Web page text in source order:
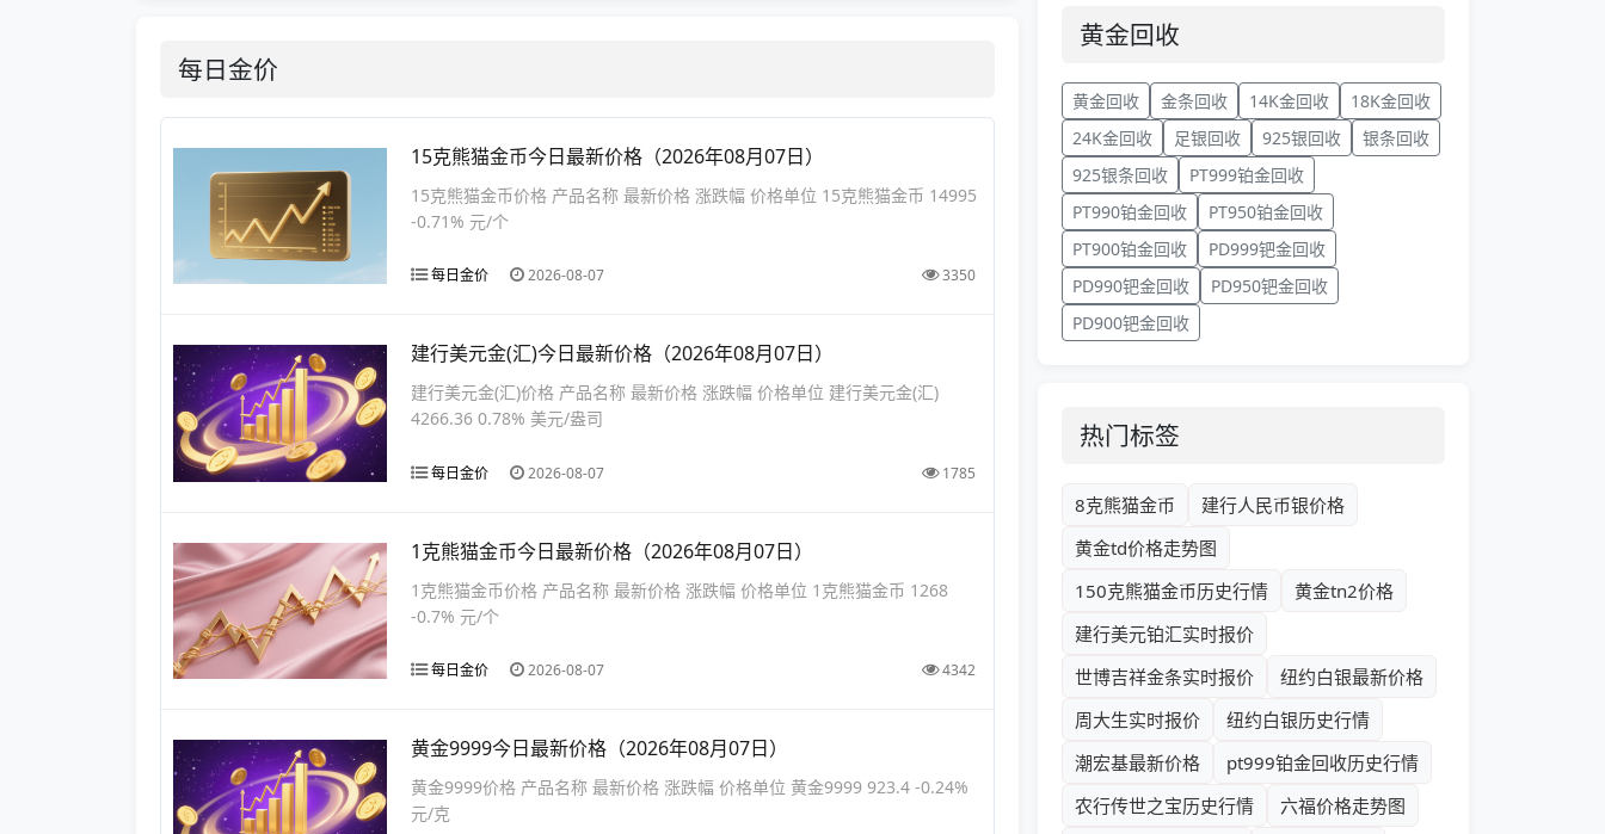
每日金价
15克熊猫金币今日最新价格（2026年08月07日）
15克熊猫金币价格 产品名称 最新价格 涨跌幅 价格单位 15克熊猫金币 14995
-0.71% 元/个
每日金价 2026-08-07 3350
建行美元金(汇)今日最新价格（2026年08月07日）
建行美元金(汇)价格 产品名称 最新价格 涨跌幅 价格单位 建行美元金(汇)
4266.36 0.78% 美元/盎司
每日金价 2026-08-07 1785
1克熊猫金币今日最新价格（2026年08月07日）
1克熊猫金币价格 产品名称 最新价格 涨跌幅 价格单位 1克熊猫金币 1268
-0.7% 元/个
每日金价 2026-08-07 4342
黄金9999今日最新价格（2026年08月07日）
黄金9999价格 产品名称 最新价格 涨跌幅 价格单位 黄金9999 923.4 -0.24%
元/克
黄金回收
黄金回收 金条回收 14K金回收
18K金回收
24K金回收
足银回收 925银回收
银条回收
925银条回收
PT999铂金回收
PT990铂金回收
PT950铂金回收
PT900铂金回收
PD999钯金回收
PD990钯金回收
PD950钯金回收
PD900钯金回收
热门标签
8克熊猫金币
建行人民币银价格
黄金td价格走势图
150克熊猫金币历史行情
黄金tn2价格
建行美元铂汇实时报价
世博吉祥金条实时报价
纽约白银最新价格
周大生实时报价
纽约白银历史行情
潮宏基最新价格
pt999铂金回收历史行情
农行传世之宝历史行情
六福价格走势图